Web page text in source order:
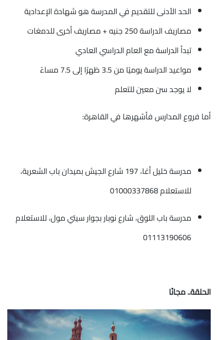
الحد الأدنى للتقديم في المدرسة هو شهادة الإعدادية
مصاريف الدراسة 250 جنيه + مصاريف أخرى للدمغات
تبدأ الدراسة مع العام الدراسي العادي
مواعيد الدراسة يوميًا من 3.5 ظهرًا إلى 7.5 مساءً
لا يوجد سن معين للتعلم
أما فروع المدارس فأشهرها في القاهرة:
مدرسة خليل أغا، 197 شارع الجيش بميدان باب الشعرية،
للاستعلام 01000337868
مدرسة باب اللوق، شارع نوبار بجوار سيتي مول، للاستعلام
01113190606
الحلقة.. مجانًا